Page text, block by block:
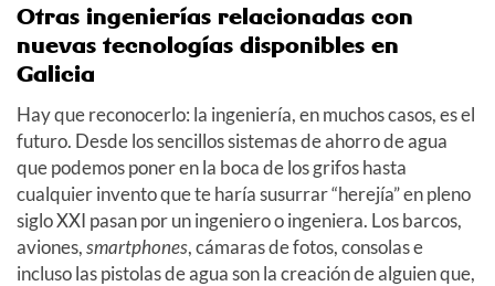
Otras ingenierías relacionadas con
nuevas tecnologías disponibles en
Galicia
Hay que reconocerlo: la ingeniería, en muchos casos, es el
futuro. Desde los sencillos sistemas de ahorro de agua
que podemos poner en la boca de los grifos hasta
cualquier invento que te haría susurrar “herejía” en pleno
siglo XXI pasan por un ingeniero o ingeniera. Los barcos,
aviones,smartphones, cámaras de fotos, consolas e
incluso las pistolas de agua son la creación de alguien que,